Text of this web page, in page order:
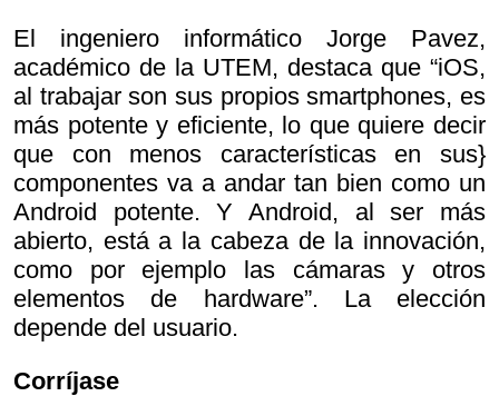
El ingeniero informático Jorge Pavez,
académico de la UTEM, destaca que “iOS,
al trabajar son sus propios smartphones, es
más potente y eficiente, lo que quiere decir
que con menos características en sus}
componentes va a andar tan bien como un
Android potente. Y Android, al ser más
abierto, está a la cabeza de la innovación,
como por ejemplo las cámaras y otros
elementos de hardware”. La elección
depende del usuario.
Corríjase